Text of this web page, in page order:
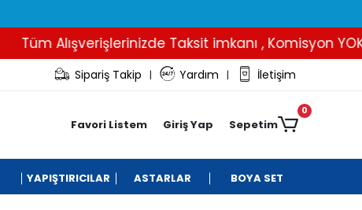
Tüm Alışverişlerinizde Taksit imkanı , Komisyon YOK..
Sipariş Takip | Yardım | İletişim
Favori Listem Giriş Yap Sepetim
0
YAPIŞTIRICILAR ASTARLAR BOYA SET